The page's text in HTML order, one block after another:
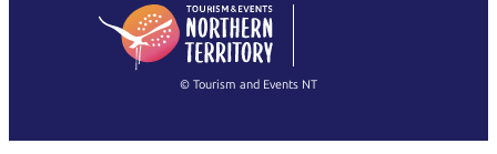
English
(Singapore)
Français
繁體中文
© Tourism and Events NT